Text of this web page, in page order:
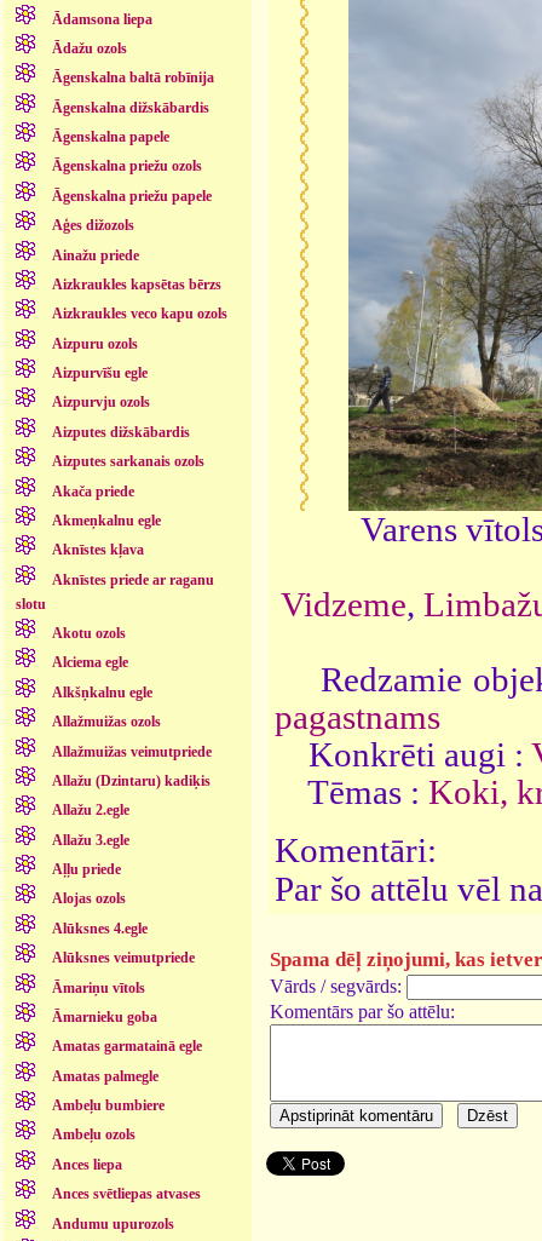
Ādamsona liepa
Ādažu ozols
Āgenskalna baltā robīnija
Āgenskalna dižskābardis
Āgenskalna papele
Āgenskalna priežu ozols
Āgenskalna priežu papele
Aģes dižozols
Ainažu priede
Aizkraukles kapsētas bērzs
Aizkraukles veco kapu ozols
Aizpuru ozols
Aizpurvīšu egle
Aizpurvju ozols
Aizputes dižskābardis
Aizputes sarkanais ozols
Akača priede
Akmeņkalnu egle
Aknīstes kļava
Aknīstes priede ar raganu
slotu
Akotu ozols
Alciema egle
Alkšņkalnu egle
Allažmuižas ozols
Allažmuižas veimutpriede
Allažu (Dzintaru) kadiķis
Allažu 2.egle
Allažu 3.egle
Aļļu priede
Alojas ozols
Alūksnes 4.egle
Alūksnes veimutpriede
Āmariņu vītols
Āmarnieku goba
Amatas garmatainā egle
Amatas palmegle
Ambeļu bumbiere
Ambeļu ozols
Ances liepa
Ances svētliepas atvases
Andumu upurozols
Varens
Vidzeme,
Redzamie
pagastnams
Konkrēti augi :
Tēmas : Koki,
Komentāri:
Par šo attēlu vēl
Spama dēļ ziņojumi, kas
Vārds / segvārds:
Komentārs par šo attēlu: